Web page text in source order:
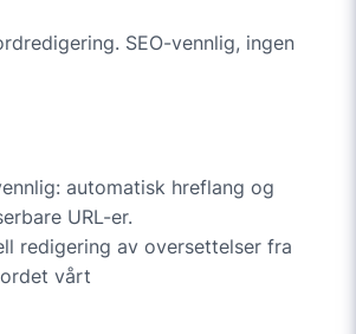
SEO-vennlig, ingen
automatisk hreflang og
URL-er.
redigering av oversettelser fra
vårt